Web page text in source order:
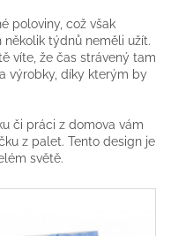
poloviny, což však
týdnů neměli užít.
víte, že čas strávený tam
výrobky, díky kterým by
či práci z domova vám
z palet. Tento design je
světě.